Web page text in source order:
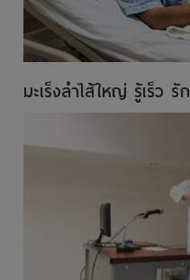
มะเร็งลำไส้ใหญ่ รู้เร็ว รั